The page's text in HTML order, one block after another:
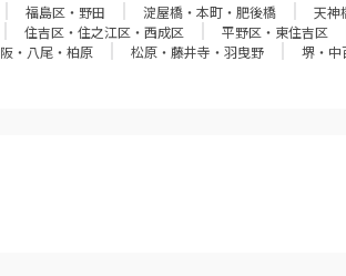
福島区・野田 淀屋橋・本町・肥後橋 天神
住吉区・住之江区・西成区 平野区・東住吉区
・八尾・柏原 松原・藤井寺・羽曳野
堺・中